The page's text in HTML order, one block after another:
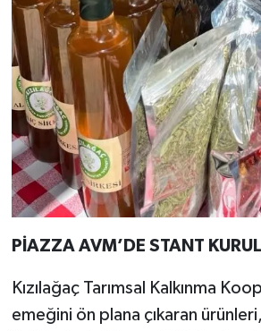
PİAZZA AVM’DE STANT
Kızılağaç Tarımsal Kalkınma
emeğini ön plana çıkaran